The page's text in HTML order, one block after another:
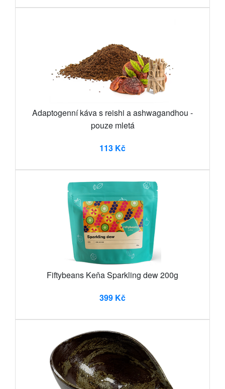
Adaptogenní káva s reishi a ashwagandhou -
pouze mletá
113 Kč
Fiftybeans Keňa Sparkling dew 200g
399 Kč